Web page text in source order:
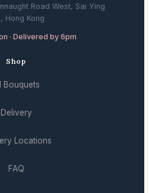
Road West, Sai Ying
Hong Kong
· Delivered by 6pm
Shop
Bouquets
Delivery
Locations
FAQ